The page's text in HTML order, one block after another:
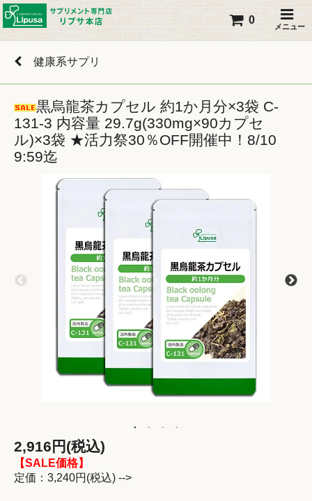
メニュー
0
健康系サプリ
黒烏龍茶カプセル 約1か月分×3袋 C-
131-3 内容量 29.7g(330mg×90カプセ
ル)×3袋 ★活力祭30％OFF開催中！8/10
9:59迄
2,916円(税込)
【SALE価格】
定価：3,240円(税込) -->